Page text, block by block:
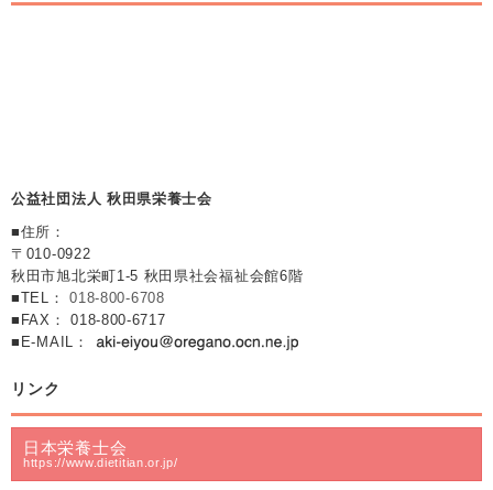
公益社団法人 秋田県栄養士会
■住所：
〒010-0922
秋田市旭北栄町1-5 秋田県社会福祉会館6階
■TEL：018-800-6708
■FAX： 018-800-6717
■E-MAIL：
リンク
日本栄養士会
https://www.dietitian.or.jp/